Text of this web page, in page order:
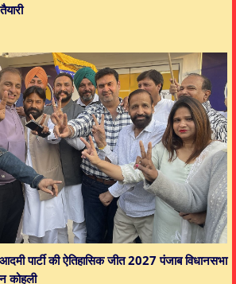
पार्टी की ऐतिहासिक जीत 2027 पंजाब विधानसभा
कोहली